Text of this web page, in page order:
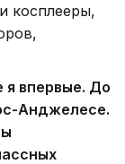
косплееры,
я впервые. До
Анджелесе.